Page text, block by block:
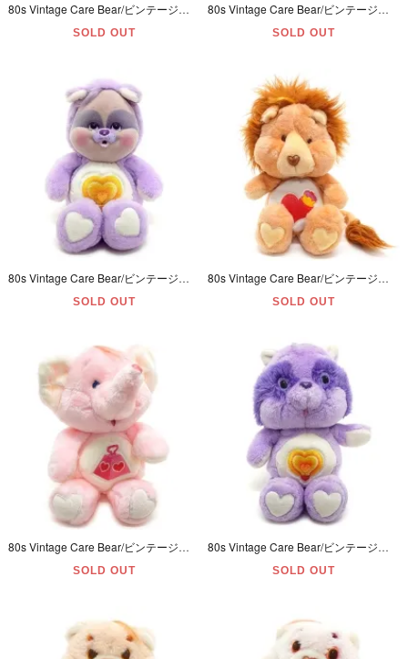
80s Vintage Care Bear/ビンテージケアベア・Pillow Doll/ピロードール・クッション・Funshine Bear/ファンシャインベア・高さ約31cm
SOLD OUT
80s Vintage Care Bear/ビンテージケアベア・Pillow Doll/ピロードール・クッション・Tenderheart Bear/テンダーハートベア・高さ約31cm
SOLD OUT
80s Vintage Care Bear/ビンテージケアベア・ぬいぐるみ・Cousins/カズンズ・Cubs/カブズ・Bright Heart Raccoon・ラクーン/アライグマ・13inch
SOLD OUT
80s Vintage Care Bear/ビンテージケアベア・ぬいぐるみ・Cousins/カズンズ・Brave Heart Lion/ブレイブハートライオン・13inch
SOLD OUT
80s Vintage Care Bear/ビンテージケアベア・ぬいぐるみ・Cousins/カズンズ・Lotsa Heart Elephant/ロスタハートエレファント・ゾウ・13inch
SOLD OUT
80s Vintage Care Bear/ビンテージケアベア・ぬいぐるみ・Cousins/カズンズ・Bright Heart Raccoon/ブライトハートラクーン・アライグマ・13inch
SOLD OUT